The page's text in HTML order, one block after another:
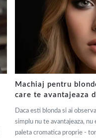
Machiaj pentru
care te avantajeaza
Daca esti blonda si ai
simplu nu te avantajeaza,
paleta cromatica proprie -